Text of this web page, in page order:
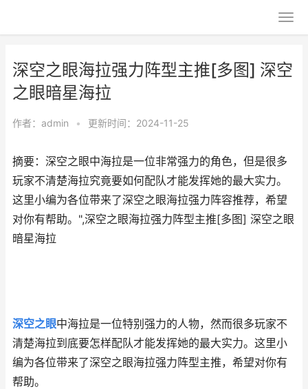
深空之眼海拉强力阵型主推[多图] 深空
之眼暗星海拉
作者： admin • 更新时间：2024-11-25
摘要：深空之眼中海拉是一位非常强力的角色，但是很多
玩家不清楚海拉究竟要如何配队才能发挥她的最大实力。
这里小编为各位带来了深空之眼海拉强力阵容推荐，希望
对你有帮助。",深空之眼海拉强力阵型主推[多图] 深空之眼
暗星海拉
深空之眼中海拉是一位特别强力的人物，然而很多玩家不
清楚海拉到底要怎样配队才能发挥她的最大实力。这里小
编为各位带来了深空之眼海拉强力阵型主推，希望对你有
帮助。